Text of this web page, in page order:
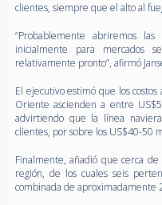
clientes, siempre que el alto al
“Probablemente abriremos
inicialmente para mercados
relativamente pronto”, afirmó
El ejecutivo estimó que los
Oriente ascienden a entre
advirtiendo que la línea
clientes, por sobre los US$40-50
Finalmente, añadió que cerca
región, de los cuales seis
combinada de aproximadamente